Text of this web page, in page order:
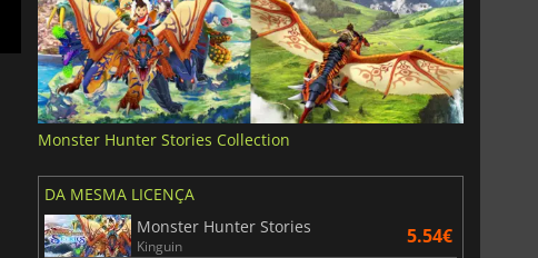
Monster Hunter Stories Collection
DA MESMA LICENÇA
Monster Hunter Stories
Kinguin 5.54€